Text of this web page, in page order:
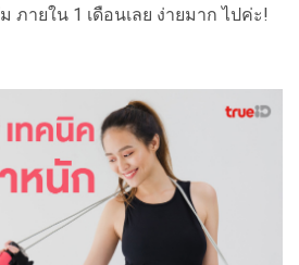
ายใน 1 เดือนเลย ง่ายมาก ไปค่ะ!